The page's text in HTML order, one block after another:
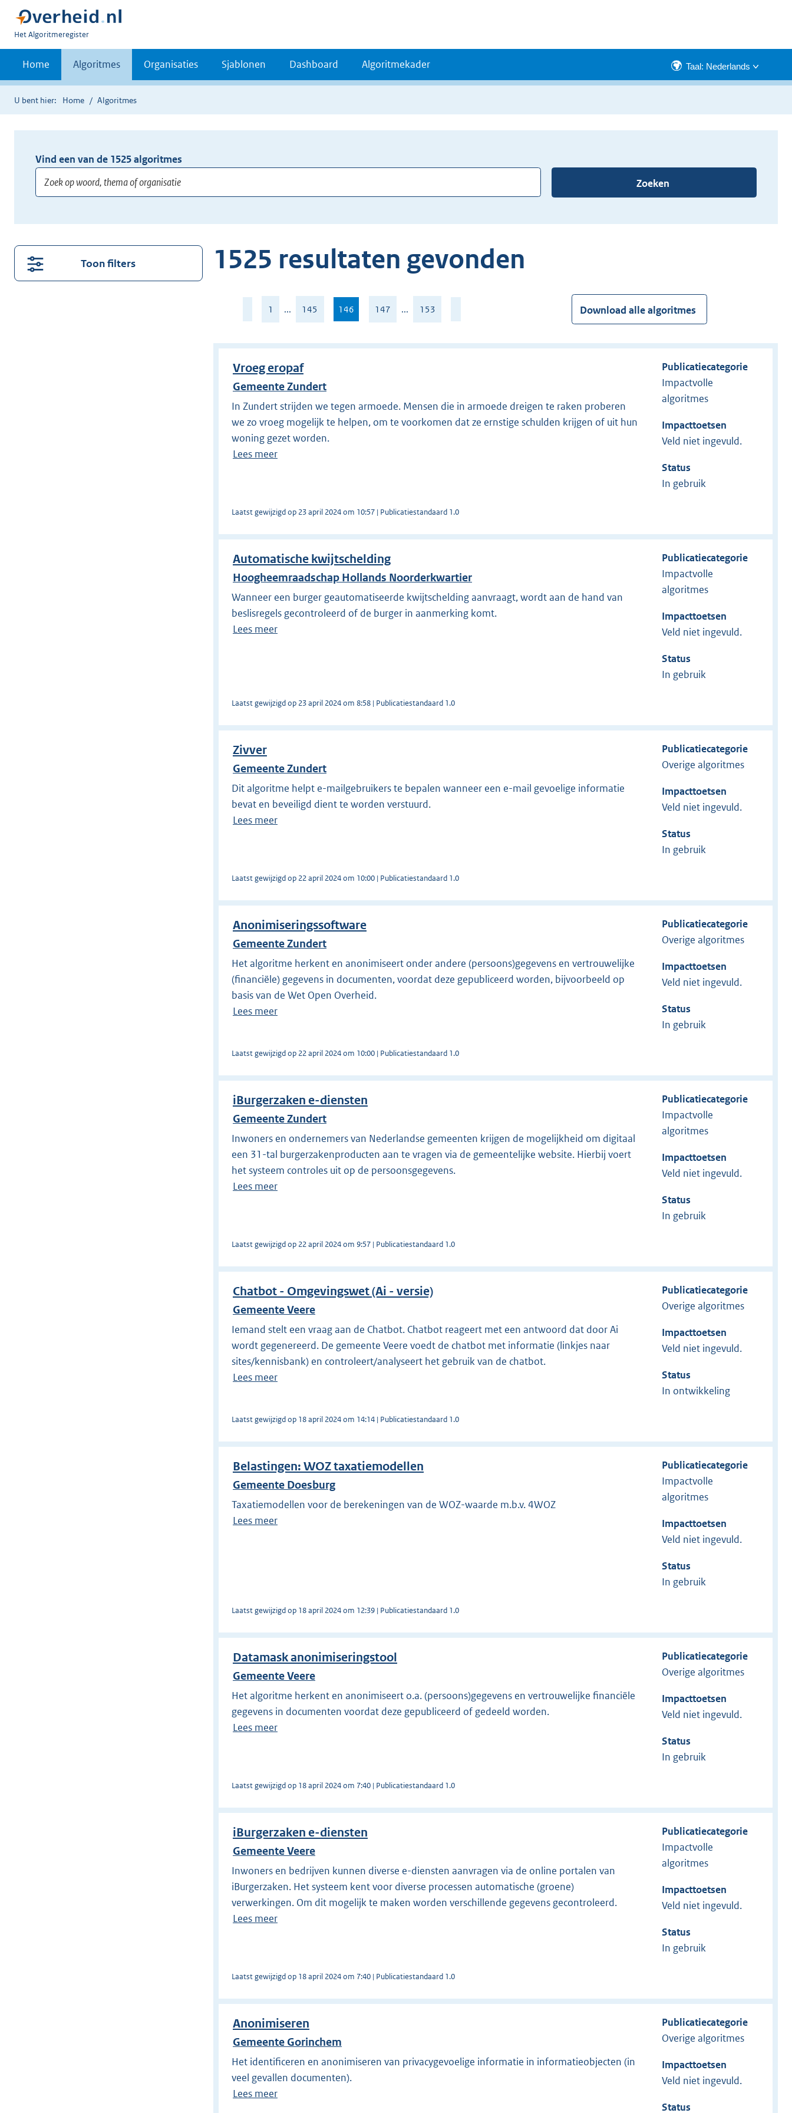
U
bent
Het Algoritmeregister
Home Algoritmes Organisaties Sjablonen Dashboard Algoritmekader Taal: Nederlands
U bent hier: Home Algoritmes
Vind een van de 1525algoritmes
minimaal
in
voor
Zoeken
Toon filters 1525 resultaten gevonden
Pagina
153
1 ... 145 146
huidige
147 ... 153 Download alle algoritmes
Vroeg eropaf
Gemeente Zundert
In Zundert strijden we tegen armoede. Mensen die in armoede dreigen te raken proberen
we zo vroeg mogelijk te helpen, om te voorkomen dat ze ernstige schulden krijgen of uit hun
woning gezet worden.
Lees meer
Laatst gewijzigd op 23 april 2024 om 10:57 | Publicatiestandaard 1.0
Publicatiecategorie
Impactvolle
algoritmes
Impacttoetsen
Veld niet ingevuld.
Status
In gebruik
Automatische kwijtschelding
Hoogheemraadschap Hollands Noorderkwartier
Wanneer een burger geautomatiseerde kwijtschelding aanvraagt, wordt aan de hand van
beslisregels gecontroleerd of de burger in aanmerking komt.
Lees meer
Laatst gewijzigd op 23 april 2024 om 8:58 | Publicatiestandaard 1.0
Publicatiecategorie
Impactvolle
algoritmes
Impacttoetsen
Veld niet ingevuld.
Status
In gebruik
Zivver
Gemeente Zundert
Dit algoritme helpt e-mailgebruikers te bepalen wanneer een e-mail gevoelige informatie
bevat en beveiligd dient te worden verstuurd.
Lees meer
Laatst gewijzigd op 22 april 2024 om 10:00 | Publicatiestandaard 1.0
Publicatiecategorie
Overige algoritmes
Impacttoetsen
Veld niet ingevuld.
Status
In gebruik
Anonimiseringssoftware
Gemeente Zundert
Het algoritme herkent en anonimiseert onder andere (persoons)gegevens en vertrouwelijke
(financiële) gegevens in documenten, voordat deze gepubliceerd worden, bijvoorbeeld op
basis van de Wet Open Overheid.
Lees meer
Laatst gewijzigd op 22 april 2024 om 10:00 | Publicatiestandaard 1.0
Publicatiecategorie
Overige algoritmes
Impacttoetsen
Veld niet ingevuld.
Status
In gebruik
iBurgerzaken e-diensten
Gemeente Zundert
Inwoners en ondernemers van Nederlandse gemeenten krijgen de mogelijkheid om digitaal
een 31-tal burgerzakenproducten aan te vragen via de gemeentelijke website. Hierbij voert
het systeem controles uit op de persoonsgegevens.
Lees meer
Laatst gewijzigd op 22 april 2024 om 9:57 | Publicatiestandaard 1.0
Publicatiecategorie
Impactvolle
algoritmes
Impacttoetsen
Veld niet ingevuld.
Status
In gebruik
Chatbot - Omgevingswet (Ai - versie)
Gemeente Veere
Iemand stelt een vraag aan de Chatbot. Chatbot reageert met een antwoord dat door Ai
wordt gegenereerd. De gemeente Veere voedt de chatbot met informatie (linkjes naar
sites/kennisbank) en controleert/analyseert het gebruik van de chatbot.
Lees meer
Laatst gewijzigd op 18 april 2024 om 14:14 | Publicatiestandaard 1.0
Publicatiecategorie
Overige algoritmes
Impacttoetsen
Veld niet ingevuld.
Status
In ontwikkeling
Belastingen: WOZ taxatiemodellen
Gemeente Doesburg
Taxatiemodellen voor de berekeningen van de WOZ-waarde m.b.v. 4WOZ
Lees meer
Laatst gewijzigd op 18 april 2024 om 12:39 | Publicatiestandaard 1.0
Publicatiecategorie
Impactvolle
algoritmes
Impacttoetsen
Veld niet ingevuld.
Status
In gebruik
Datamask anonimiseringstool
Gemeente Veere
Het algoritme herkent en anonimiseert o.a. (persoons)gegevens en vertrouwelijke financiële
gegevens in documenten voordat deze gepubliceerd of gedeeld worden.
Lees meer
Laatst gewijzigd op 18 april 2024 om 7:40 | Publicatiestandaard 1.0
Publicatiecategorie
Overige algoritmes
Impacttoetsen
Veld niet ingevuld.
Status
In gebruik
iBurgerzaken e-diensten
Gemeente Veere
Inwoners en bedrijven kunnen diverse e-diensten aanvragen via de online portalen van
iBurgerzaken. Het systeem kent voor diverse processen automatische (groene)
verwerkingen. Om dit mogelijk te maken worden verschillende gegevens gecontroleerd.
Lees meer
Laatst gewijzigd op 18 april 2024 om 7:40 | Publicatiestandaard 1.0
Publicatiecategorie
Impactvolle
algoritmes
Impacttoetsen
Veld niet ingevuld.
Status
In gebruik
Anonimiseren
Gemeente Gorinchem
Het identificeren en anonimiseren van privacygevoelige informatie in informatieobjecten (in
veel gevallen documenten).
Lees meer
Publicatiecategorie
Overige algoritmes
Impacttoetsen
Veld niet ingevuld.
Status